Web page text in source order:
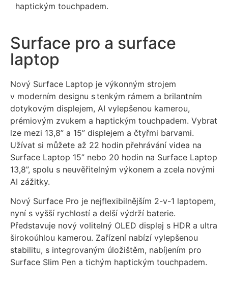
haptickým touchpadem.
Surface pro a surface
laptop
Nový Surface Laptop je výkonným strojem
v moderním designu s tenkým rámem a brilantním
dotykovým displejem, AI vylepšenou kamerou,
prémiovým zvukem a haptickým touchpadem. Vybrat
lze mezi 13,8” a 15” displejem a čtyřmi barvami.
Užívat si můžete až 22 hodin přehrávání videa na
Surface Laptop 15” nebo 20 hodin na Surface Laptop
13,8”, spolu s neuvěřitelným výkonem a zcela novými
AI zážitky.
Nový Surface Pro je nejflexibilnějším 2-v-1 laptopem,
nyní s vyšší rychlostí a delší výdrží baterie.
Představuje nový volitelný OLED displej s HDR a ultra
širokoúhlou kamerou. Zařízení nabízí vylepšenou
stabilitu, s integrovaným úložištěm, nabíjením pro
Surface Slim Pen a tichým haptickým touchpadem.